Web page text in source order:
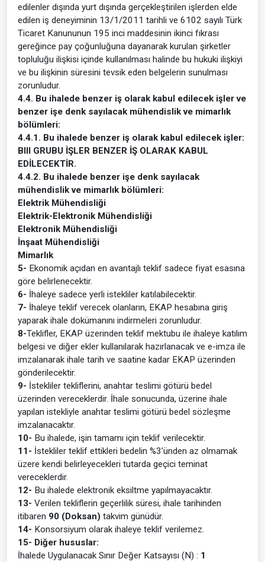
edilenler dışında yurt dışında gerçekleştirilen işlerden elde
edilen iş deneyiminin 13/1/2011 tarihli ve 6102 sayılı Türk
Ticaret Kanununun 195 inci maddesinin ikinci fıkrası
gereğince pay çoğunluğuna dayanarak kurulan şirketler
topluluğu ilişkisi içinde kullanılması halinde bu hukuki ilişkiyi
ve bu ilişkinin süresini tevsik eden belgelerin sunulması
zorunludur.
4.4. Bu ihalede benzer iş olarak kabul edilecek işler ve
benzer işe denk sayılacak mühendislik ve mimarlık
bölümleri:
4.4.1. Bu ihalede benzer iş olarak kabul edilecek işler:
BIII GRUBU İŞLER BENZER İŞ OLARAK KABUL
EDİLECEKTİR.
4.4.2. Bu ihalede benzer işe denk sayılacak
mühendislik ve mimarlık bölümleri:
Elektrik Mühendisliği
Elektrik-Elektronik Mühendisliği
Elektronik Mühendisliği
İnşaat Mühendisliği
Mimarlık
5- Ekonomik açıdan en avantajlı teklif sadece fiyat esasına
göre belirlenecektir.
6- İhaleye sadece yerli istekliler katılabilecektir.
7- İhaleye teklif verecek olanların, EKAP hesabına giriş
yaparak ihale dokümanını indirmeleri zorunludur.
8-Teklifler, EKAP üzerinden teklif mektubu ile ihaleye katılım
belgesi ve diğer ekler kullanılarak hazırlanacak ve e-imza ile
imzalanarak ihale tarih ve saatine kadar EKAP üzerinden
gönderilecektir.
9- İstekliler tekliflerini, anahtar teslimi götürü bedel
üzerinden vereceklerdir. İhale sonucunda, üzerine ihale
yapılan istekliyle anahtar teslimi götürü bedel sözleşme
imzalanacaktır.
10- Bu ihalede, işin tamamı için teklif verilecektir.
11- İstekliler teklif ettikleri bedelin %3’ünden az olmamak
üzere kendi belirleyecekleri tutarda geçici teminat
vereceklerdir.
12- Bu ihalede elektronik eksiltme yapılmayacaktır.
13- Verilen tekliflerin geçerlilik süresi, ihale tarihinden
itibaren 90 (Doksan) takvim günüdür.
14- Konsorsiyum olarak ihaleye teklif verilemez.
15- Diğer hususlar:
İhalede Uygulanacak Sınır Değer Katsayısı (N) : 1